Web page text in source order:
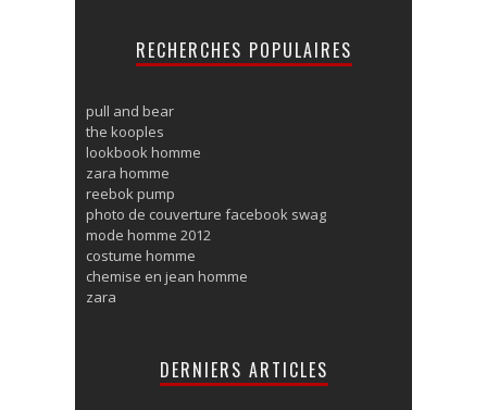
RECHERCHES POPULAIRES
pull and bear
the kooples
lookbook homme
zara homme
reebok pump
photo de couverture facebook swag
mode homme 2012
costume homme
chemise en jean homme
zara
DERNIERS ARTICLES